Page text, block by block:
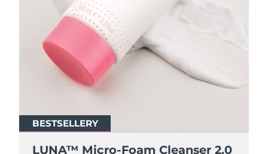
BESTSELLERY
LUNA™ Micro-Foam Cleanser 2.0
BESTSELLERY
LUNA™ Micro-Foam Cleanser 2.0